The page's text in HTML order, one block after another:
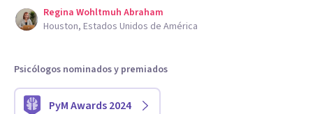
Regina Wohltmuh Abraham
Houston, Estados Unidos de América
Psicólogos nominados y premiados
PyM Awards 2024